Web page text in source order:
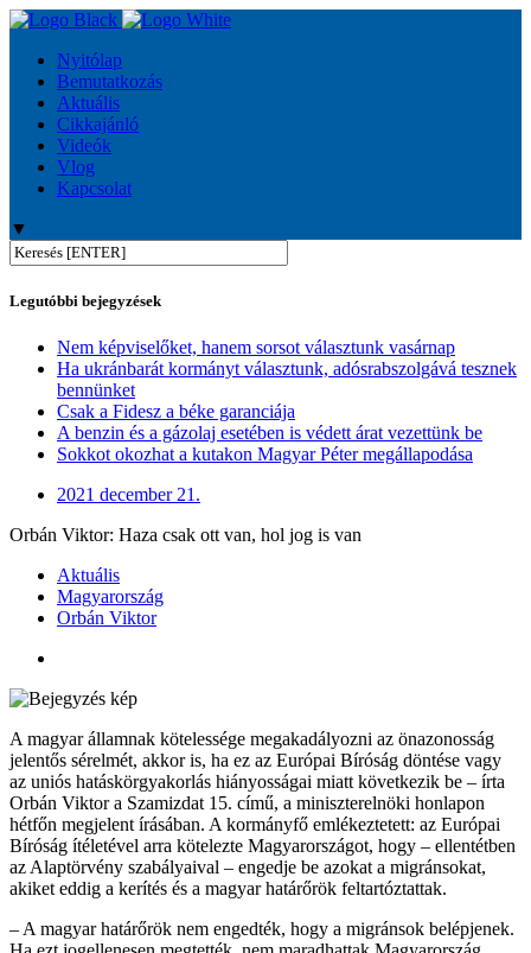
Nyitólap
Bemutatkozás
Aktuális
Cikkajánló
Videók
Vlog
Kapcsolat
▼
Legutóbbi bejegyzések
Nem képviselőket, hanem sorsot választunk vasárnap
Ha ukránbarát kormányt választunk, adósrabszolgává tesznek
bennünket
Csak a Fidesz a béke garanciája
A benzin és a gázolaj esetében is védett árat vezettünk be
Sokkot okozhat a kutakon Magyar Péter megállapodása
2021 december 21.
Orbán Viktor: Haza csak ott van, hol jog is van
Aktuális
Magyarország
Orbán Viktor
A magyar államnak kötelessége megakadályozni az önazonosság
jelentős sérelmét, akkor is, ha ez az Európai Bíróság döntése vagy
az uniós hatáskörgyakorlás hiányosságai miatt következik be – írta
Orbán Viktor a Szamizdat 15. című, a miniszterelnöki honlapon
hétfőn megjelent írásában. A kormányfő emlékeztetett: az Európai
Bíróság ítéletével arra kötelezte Magyarországot, hogy – ellentétben
az Alaptörvény szabályaival – engedje be azokat a migránsokat,
akiket eddig a kerítés és a magyar határőrök feltartóztattak.
– A magyar határőrök nem engedték, hogy a migránsok belépjenek.